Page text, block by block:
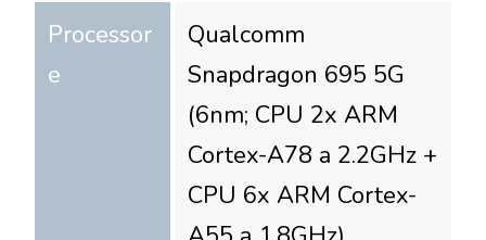
Processor
e
Qualcomm
Snapdragon 695 5G
(6nm; CPU 2x ARM
Cortex-A78 a 2.2GHz +
CPU 6x ARM Cortex-